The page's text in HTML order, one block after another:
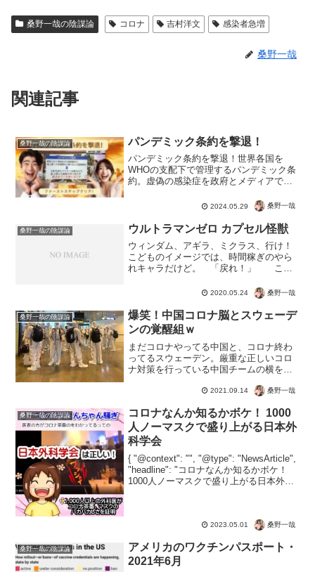
桑野一哉の陰謀論 コロナ 吉村洋文 感染者急増
桑野一哉
関連記事
桑野一哉の陰謀論 パンデミック条約を撃退！
パンデミック条約を撃退！世界各国を
WHOの支配下で管理するパンデミック条
約。虚偽の感染症を政府とメディアで煽
織。このパンデミック条約、世界各国が
気づきなんとかまずは拒否。しかしIHR改
訂に日本は緊急事態条項...
2024.05.29 桑野一哉
桑野一哉の陰謀論 ウルトラマンゼロ カプセル怪獣
ウィンダム、アギラ、ミクラス、行け！
こどものイメージでは、時間稼ぎのやら
れキャラだけど。 「戻れ！」 この
ポケットモンスターの生みの親は、田尻
智さん。【『ウルトラセブン』のファン
でもあり、同作のカプセル...
2020.05.24 桑野一哉
桑野一哉の陰謀論
爆笑！中国コロナ脳とスウェーデ
ンの覚醒組ｗ
まだコロナやってる中国と、コロナ終わ
ってるスウェーデン。厳重な正しいコロ
ナ対策を行っている中国チームの横を通
であるｗまぁ価値観の違いとも言えるの
い。防護服を着ようが無視し...
2021.09.14 桑野一哉
桑野一哉の陰謀論
コロナなんか知るかボケ！ 1000
人ノーマスクで盛り上がる日本外
科学会
{ "@context": "", "@type": "NewsArticle",
"headline": "コロナなんか知るかボケ！
1000人ノーマスクで盛り上がる日本外科
2023.05.01 桑野一哉
桑野一哉の陰謀論
アメリカのワクチンパスポート・
2021年6月